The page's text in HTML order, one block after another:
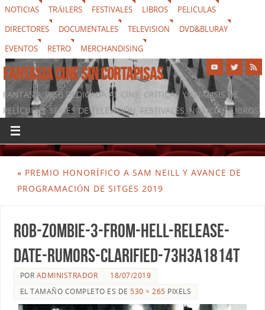
NOTICIAS TRÁILERS FESTIVALES LIBROS
PELICULAS
DIRECTORES
DOCUMENTALES TELEVISION
DVD&BLURAY
EVENTOS
RETRO MERCHANDISING
FANTASIA CINE SIN CORTAPISAS
FANTASIA, WEB DEDICADA AL CINE, CRÍTICAS Y ANÁLISIS DE
PELÍCULAS, SERIES DE TELEVISIÓN, FESTIVALES, NOTICIAS, LIBROS,
DVD & BLURAY, MERCHANDISING Y TODO LO QUE RODEA AL
SÉPTIMO ARTE
« PREMIO HONORÍFICO A SAM NEILL Y AVANCE DE
PROGRAMACIÓN DE SITGES 2019
rob-zombie-3-from-hell-release-
date-rumors-clarified-73h3a1814t
POR ADMINISTRADOR
18/07/2019
EL TAMAÑO COMPLETO ES DE530 × 265 PIXELS